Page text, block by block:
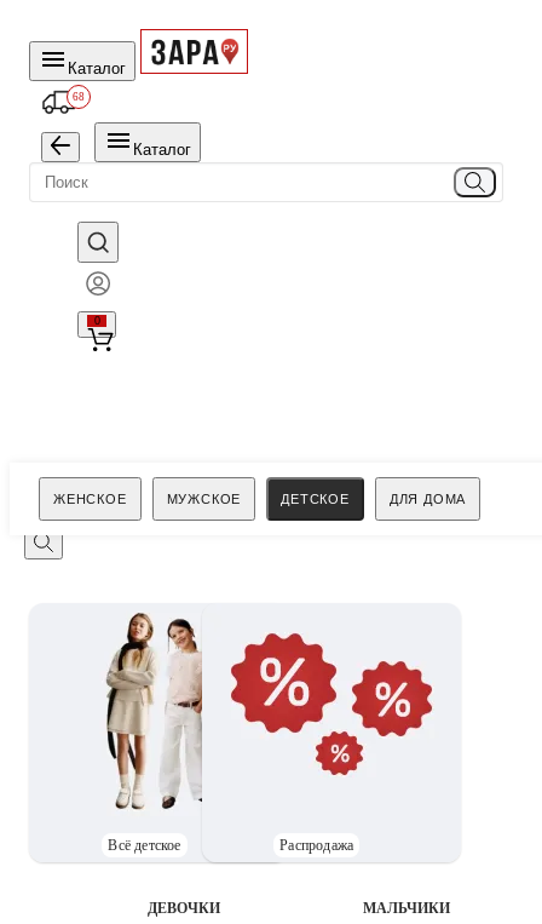
Каталог
68
Каталог
0
ЖЕНСКОЕ МУЖСКОЕ ДЕТСКОЕ ДЛЯ ДОМА
Поиск
Всё детское Распродажа
ДЕВОЧКИ MАЛЬЧИКИ